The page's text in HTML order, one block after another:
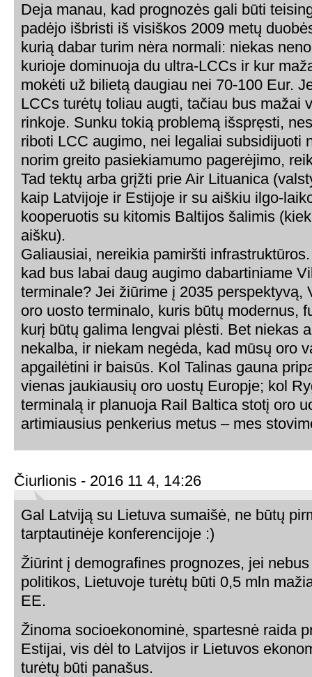
Deja manau, kad prognozės gali būti
padėjo išbristi iš visiškos 2009 metų
kurią dabar turim nėra normali: niekas
kurioje dominuoja du ultra-LCCs ir kur
mokėti už bilietą daugiau nei 70-100 Eur.
LCCs turėtų toliau augti, tačiau bus mažai
rinkoje. Sunku tokią problemą išspręsti,
riboti LCC augimo, nei legaliai subsidijuoti
norim greito pasiekiamumo pagerėjimo,
Tad tektų arba grįžti prie Air Lituanica
kaip Latvijoje ir Estijoje ir su aiškiu ilgo-
kooperuotis su kitomis Baltijos šalimis
aišku).
Galiausiai, nereikia pamiršti
kad bus labai daug augimo dabartiniame
terminale? Jei žiūrime į 2035 perspektyvą,
oro uosto terminalo, kuris būtų modernus,
kurį būtų galima lengvai plėsti. Bet niekas
nekalba, ir niekam negėda, kad mūsų oro
apgailėtini ir baisūs. Kol Talinas gauna
vienas jaukiausių oro uostų Europje; kol
terminalą ir planuoja Rail Baltica stotį oro
artimiausius penkerius metus – mes
Čiurlionis - 2016 11 4, 14:26
Gal Latviją su Lietuva sumaišė, ne būtų
tarptautinėje konferencijoje :)
Žiūrint į demografines prognozes, jei
politikos, Lietuvoje turėtų būti 0,5 mln
EE.
Žinoma socioekonominė, spartesnė raida
Estijai, vis dėl to Latvijos ir Lietuvos
turėtų būti panašus.